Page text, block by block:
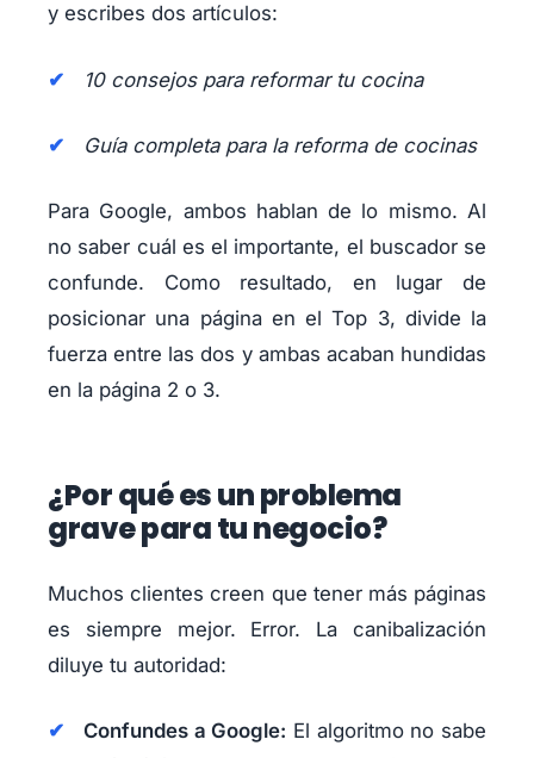
y escribes dos artículos:
10 consejos para reformar tu cocina
Guía completa para la reforma de cocinas
Para Google, ambos hablan de lo mismo. Al
no saber cuál es el importante, el buscador se
confunde. Como resultado, en lugar de
posicionar una página en el Top 3, divide la
fuerza entre las dos y ambas acaban hundidas
en la página 2 o 3.
¿Por qué es un problema
grave para tu negocio?
Muchos clientes creen que tener más páginas
es siempre mejor. Error. La canibalización
diluye tu autoridad:
Confundes a Google: El algoritmo no sabe